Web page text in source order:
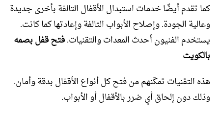
كما تقدم أيضًا خدمات استبدال الأقفال التالفة بأخرى جديدة
وعالية الجودة. وإصلاح الأبواب التالفة وإعادتها كما كانت.
يستخدم الفنيون أحدث المعدات والتقنيات.فتح قفل بصمه
بالكويت
هذه التقنيات تمكّنهم من فتح كل أنواع الأقفال بدقة وأمان.
وذلك دون إلحاق أي ضرر بالأقفال أو الأبواب.